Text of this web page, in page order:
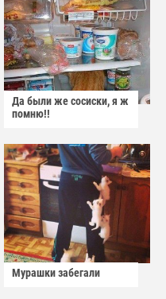
Да были же сосиски, я ж
помню!!
Мурашки забегали